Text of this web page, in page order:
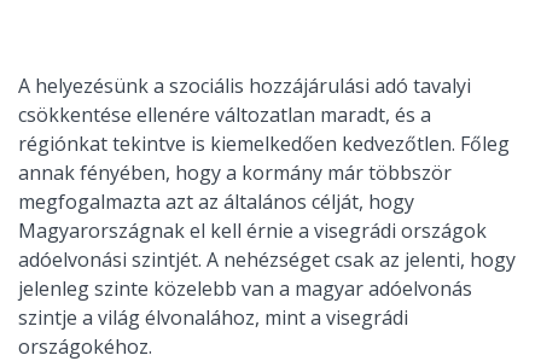
A helyezésünk a szociális hozzájárulási adó tavalyi
csökkentése ellenére változatlan maradt, és a
régiónkat tekintve is kiemelkedően kedvezőtlen. Főleg
annak fényében, hogy a kormány már többször
megfogalmazta azt az általános célját, hogy
Magyarországnak el kell érnie a visegrádi országok
adóelvonási szintjét. A nehézséget csak az jelenti, hogy
jelenleg szinte közelebb van a magyar adóelvonás
szintje a világ élvonalához, mint a visegrádi
országokéhoz.